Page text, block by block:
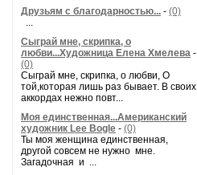
Друзьям с благодарностью... - (0)
...
Сыграй мне, скрипка, о
любви...Художница Елена Хмелева -
(0)
Сыграй мне, скрипка, о любви, О
той,которая лишь раз бывает. В своих
аккордах нежно повт...
Моя единственная...Американский
художник Lee Bogle - (0)
Ты моя женщина единственная,
другой совсем не нужно мне.
Загадочная и ...